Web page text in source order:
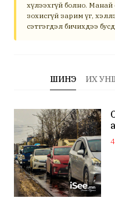
хүлээхгүй болно.
зохисгүй зарим үг,
сэтгэгдэл бичихдээ
ШИНЭ ИХ